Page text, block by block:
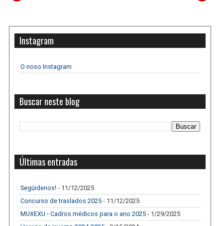
Instagram
O noso Instagram
Buscar neste blog
Últimas entradas
Segúidenos! - 11/12/2025
Concurso de traslados 2025 - 11/12/2025
MUXEXU - Cadros médicos para o ano 2025 - 1/29/2025